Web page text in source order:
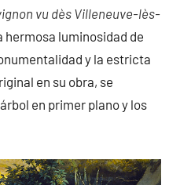
vu dès Villeneuve-lès-
hermosa luminosidad de
y la estricta
en su obra, se
en primer plano y los